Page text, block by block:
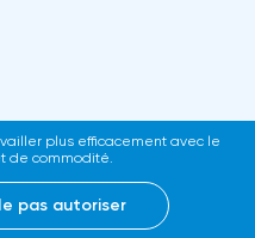
plus efficacement avec le
de commodité.
pas autoriser